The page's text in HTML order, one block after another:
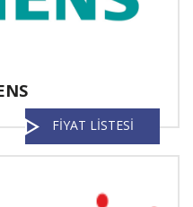
FİYAT LİSTESİ